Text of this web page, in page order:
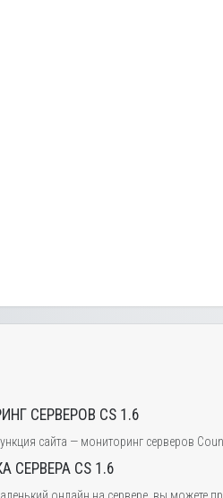
СЕРВЕРОВ CS 1.6
сайта — мониторинг серверов
СЕРВЕРА CS 1.6